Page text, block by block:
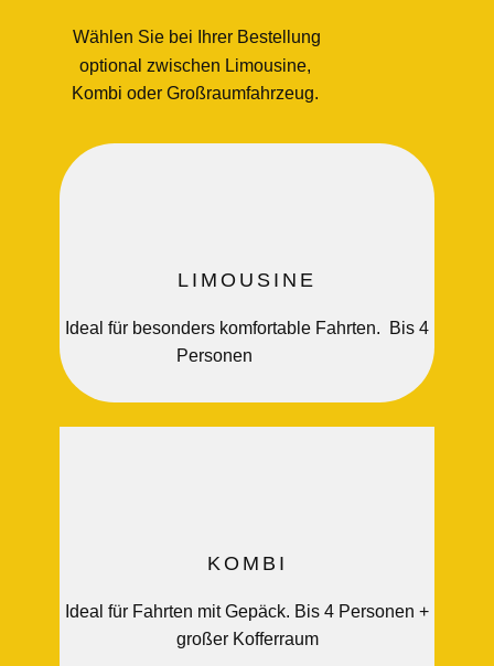
Wählen Sie bei Ihrer Bestellung
optional zwischen Limousine,
Kombi oder Großraumfahrzeug.
LIMOUSINE
Ideal für besonders komfortable Fahrten. Bis 4
Personen
KOMBI
Ideal für Fahrten mit Gepäck. Bis 4 Personen +
großer Kofferraum